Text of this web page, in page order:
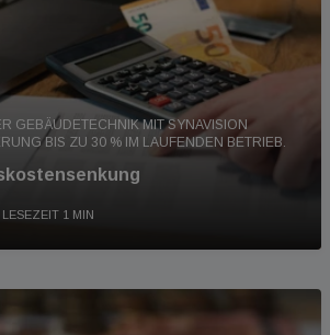
GEBÄUDETECHNIK MIT SYNAVISION
BIS ZU 30 % IM LAUFENDEN BETRIEB.
LESEZEIT 1 MIN